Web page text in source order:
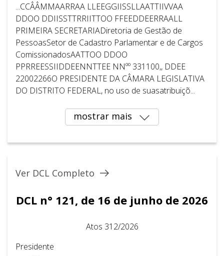
...CCÂÂMMAARRAA LLEEGGIISSLLAATTIIVVAA
DDOO DDIISSTTRRIITTOO FFEEDDEERRAALL
PRIMEIRA SECRETARIADiretoria de Gestão de
PessoasSetor de Cadastro Parlamentar e de Cargos
ComissionadosAATTOO DDOO
PPRREESSIIDDEENNTTEE NNºº 331100,, DDEE
22002266O PRESIDENTE DA CÂMARA LEGISLATIVA
DO DISTRITO FEDERAL, no uso de suasatribuiçõ...
mostrar mais
Ver DCL Completo
DCL n° 121, de 16 de junho de 2026
Atos 312/2026
Presidente